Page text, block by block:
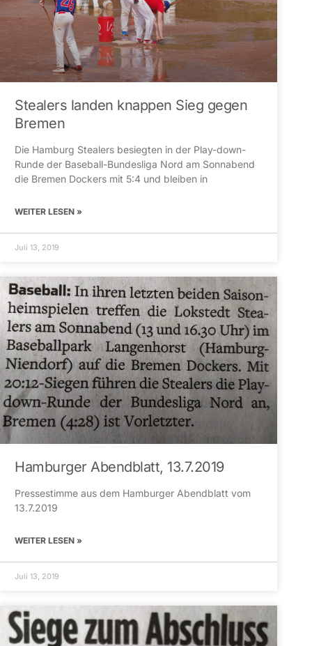
Stealers landen knappen Sieg gegen
Bremen
Die Hamburg Stealers besiegten in der Play-down-
Runde der Baseball-Bundesliga Nord am Sonnabend
die Bremen Dockers mit 5:4 und bleiben in
WEITER LESEN »
Juli 13, 2019
Hamburger Abendblatt, 13.7.2019
Pressestimme aus dem Hamburger Abendblatt vom
13.7.2019
WEITER LESEN »
Juli 13, 2019